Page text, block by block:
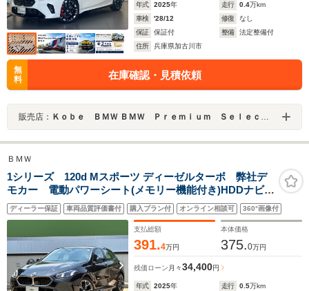
年式 2025年 走行 0.4万km
車検
'28/12 修復
なし
保証
保証付 整備
法定整備付
住所
兵庫県加古川市
無
料
在庫確認・見積依頼
販売店： Ｋｏｂｅ ＢＭＷ ＢＭＷ Ｐｒｅｍｉｕｍ Ｓｅｌｅｃｔｉｏｎ 加古川
ＢＭＷ
1シリーズ 120d Mスポーツ ディーゼルターボ 弊社デ
モカー 電動パワーシート(メモリー機能付き)HDDナビゲ
ーション アンビエントライト アップルカープレイ
電動リヤゲート(キック開閉付き) ヴェガンザアルカンタ
ラコンビシート シートヒーター
ディーラー保証 車両品質評価書付 購入プラン付 オンライン相談可 360°画像付
支払総額
391.4万円
本体価格
375.0万円
残価ローン 月々34,400円
年式 2025年 走行 0.5万km